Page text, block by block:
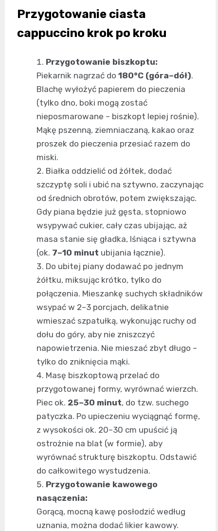
Przygotowanie ciasta
cappuccino krok po kroku
Przygotowanie biszkoptu:
Piekarnik nagrzać do 180°C (góra–dół).
Blachę wyłożyć papierem do pieczenia
(tylko dno, boki mogą zostać
nieposmarowane – biszkopt lepiej rośnie).
Mąkę pszenną, ziemniaczaną, kakao oraz
proszek do pieczenia przesiać razem do
miski.
Białka oddzielić od żółtek, dodać
szczyptę soli i ubić na sztywno, zaczynając
od średnich obrotów, potem zwiększając.
Gdy piana będzie już gęsta, stopniowo
wsypywać cukier, cały czas ubijając, aż
masa stanie się gładka, lśniąca i sztywna
(ok. 7–10 minut ubijania łącznie).
Do ubitej piany dodawać po jednym
żółtku, miksując krótko, tylko do
połączenia. Mieszankę suchych składników
wsypać w 2–3 porcjach, delikatnie
wmieszać szpatułką, wykonując ruchy od
dołu do góry, aby nie zniszczyć
napowietrzenia. Nie mieszać zbyt długo –
tylko do zniknięcia mąki.
Masę biszkoptową przelać do
przygotowanej formy, wyrównać wierzch.
Piec ok. 25–30 minut, do tzw. suchego
patyczka. Po upieczeniu wyciągnąć formę,
z wysokości ok. 20–30 cm upuścić ją
ostrożnie na blat (w formie), aby
wyrównać strukturę biszkoptu. Odstawić
do całkowitego wystudzenia.
Przygotowanie kawowego
nasączenia:
Gorącą, mocną kawę posłodzić według
uznania, można dodać likier kawowy.